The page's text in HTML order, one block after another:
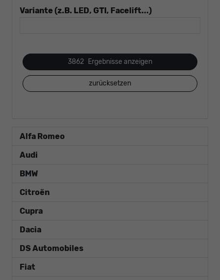
Variante (z.B. LED, GTI, Facelift...)
3862 Ergebnisse anzeigen
zurücksetzen
Alfa Romeo
Audi
BMW
Citroën
Cupra
Dacia
DS Automobiles
Fiat